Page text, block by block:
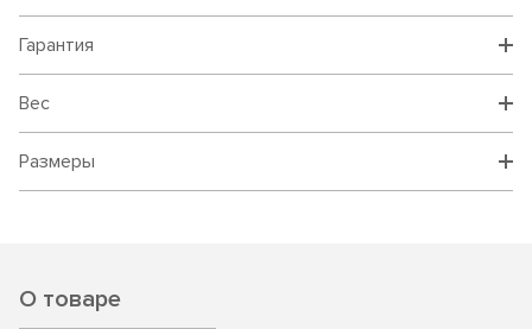
Гарантия
Вес
Размеры
О товаре